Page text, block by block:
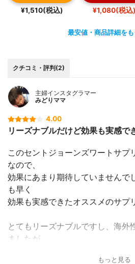
¥1,510(税込) ¥1,080(税込)
最安値・商品詳細を
クチコミ・評判(2)
主婦インスタグラマー
みどりママ
4.00
リーズナブルだけど効果も実感で
このセントジョーンズワートサプ
なので、
効果にあまり期待していませんで
も早く
効果も実感できたオススメのサプ
とてもリーズナブルですし、海外
ましたが、
もっと見る